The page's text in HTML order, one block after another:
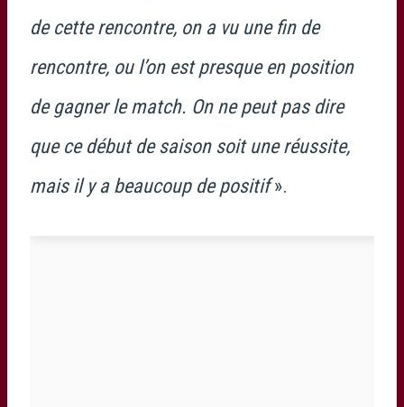
de cette rencontre, on a vu une fin de
rencontre, ou l’on est presque en position
de gagner le match. On ne peut pas dire
que ce début de saison soit une réussite,
mais il y a beaucoup de positif».